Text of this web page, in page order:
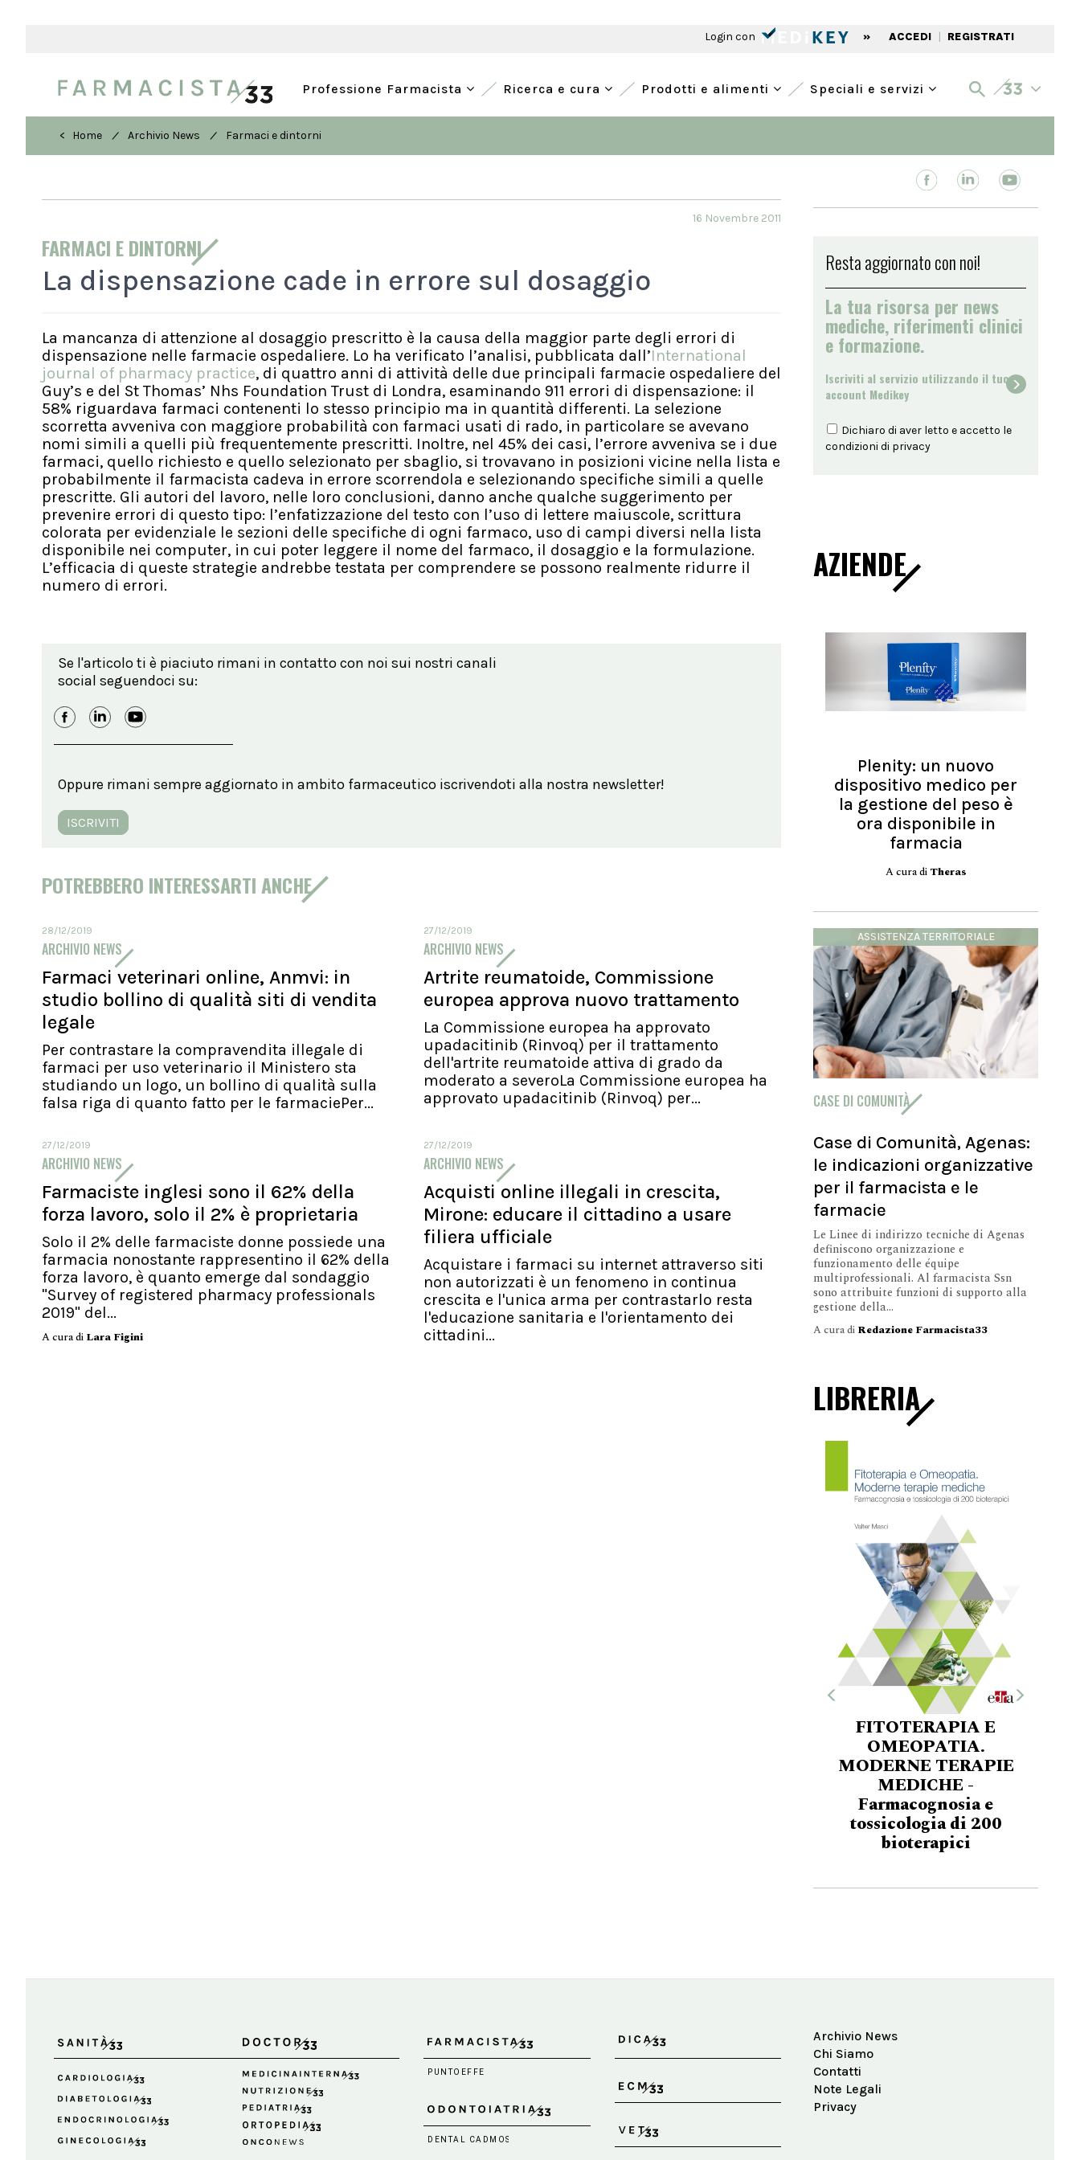
Login con » ACCEDI | REGISTRATI
Professione Farmacista Ricerca e cura Prodotti e alimenti Speciali e servizi
< Home / Archivio News / Farmaci e dintorni
FARMACI E DINTORNI
16 Novembre 2011
La dispensazione cade in errore sul dosaggio
La mancanza di attenzione al dosaggio prescritto è la causa della maggior parte degli errori di
dispensazione nelle farmacie ospedaliere. Lo ha verificato l’analisi, pubblicata dall’International
journal of pharmacy practice, di quattro anni di attività delle due principali farmacie ospedaliere del
Guy’s e del St Thomas’ Nhs Foundation Trust di Londra, esaminando 911 errori di dispensazione: il
58% riguardava farmaci contenenti lo stesso principio ma in quantità differenti. La selezione
scorretta avveniva con maggiore probabilità con farmaci usati di rado, in particolare se avevano
nomi simili a quelli più frequentemente prescritti. Inoltre, nel 45% dei casi, l’errore avveniva se i due
farmaci, quello richiesto e quello selezionato per sbaglio, si trovavano in posizioni vicine nella lista e
probabilmente il farmacista cadeva in errore scorrendola e selezionando specifiche simili a quelle
prescritte. Gli autori del lavoro, nelle loro conclusioni, danno anche qualche suggerimento per
prevenire errori di questo tipo: l’enfatizzazione del testo con l’uso di lettere maiuscole, scrittura
colorata per evidenziale le sezioni delle specifiche di ogni farmaco, uso di campi diversi nella lista
disponibile nei computer, in cui poter leggere il nome del farmaco, il dosaggio e la formulazione.
L’efficacia di queste strategie andrebbe testata per comprendere se possono realmente ridurre il
numero di errori.
Se l'articolo ti è piaciuto rimani in contatto con noi sui nostri canali
social seguendoci su:
Oppure rimani sempre aggiornato in ambito farmaceutico iscrivendoti alla nostra newsletter!
ISCRIVITI
POTREBBERO INTERESSARTI ANCHE
28/12/2019
ARCHIVIO NEWS
Farmaci veterinari online, Anmvi: in
studio bollino di qualità siti di vendita
legale
Per contrastare la compravendita illegale di
farmaci per uso veterinario il Ministero sta
studiando un logo, un bollino di qualità sulla
falsa riga di quanto fatto per le farmaciePer...
27/12/2019
ARCHIVIO NEWS
Artrite reumatoide, Commissione
europea approva nuovo trattamento
La Commissione europea ha approvato
upadacitinib (Rinvoq) per il trattamento
dell'artrite reumatoide attiva di grado da
moderato a severoLa Commissione europea ha
approvato upadacitinib (Rinvoq) per...
27/12/2019
ARCHIVIO NEWS
Farmaciste inglesi sono il 62% della
forza lavoro, solo il 2% è proprietaria
Solo il 2% delle farmaciste donne possiede una
farmacia nonostante rappresentino il 62% della
forza lavoro, è quanto emerge dal sondaggio
"Survey of registered pharmacy professionals
2019" del...
A cura di Lara Figini
27/12/2019
ARCHIVIO NEWS
Acquisti online illegali in crescita,
Mirone: educare il cittadino a usare
filiera ufficiale
Acquistare i farmaci su internet attraverso siti
non autorizzati è un fenomeno in continua
crescita e l'unica arma per contrastarlo resta
l'educazione sanitaria e l'orientamento dei
cittadini...
Resta aggiornato con noi!
La tua risorsa per news
mediche, riferimenti clinici
e formazione.
Iscriviti al servizio utilizzando il tuo
account Medikey
Dichiaro di aver letto e accetto le
condizioni di privacy
AZIENDE
Plenity: un nuovo
dispositivo medico per
la gestione del peso è
ora disponibile in
farmacia
A cura di Theras
ASSISTENZA TERRITORIALE
CASE DI COMUNITÀ
Case di Comunità, Agenas:
le indicazioni organizzative
per il farmacista e le
farmacie
Le Linee di indirizzo tecniche di Agenas
definiscono organizzazione e
funzionamento delle équipe
multiprofessionali. Al farmacista Ssn
sono attribuite funzioni di supporto alla
gestione della...
A cura di Redazione Farmacista33
LIBRERIA
FITOTERAPIA E
OMEOPATIA.
MODERNE TERAPIE
MEDICHE -
Farmacognosia e
tossicologia di 200
bioterapici
Archivio News
Chi Siamo
Contatti
Note Legali
Privacy